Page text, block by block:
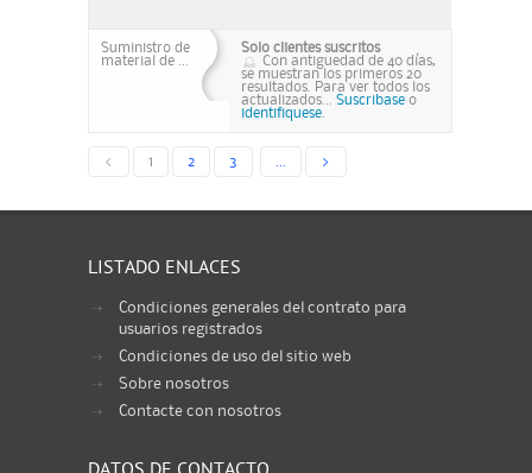
Suministro de
material de ...
Solo clientes suscritos
Con antiguedad de 40 días,
se muestran los primeros 20
resultados. Para ver todos los
actualizados... Suscribase o
identifiquese.
< 1 2 3 >
LISTADO ENLACES
Condiciones generales del contrato para
usuarios registrados
Condiciones de uso del sitio web
Sobre nosotros
Contacte con nosotros